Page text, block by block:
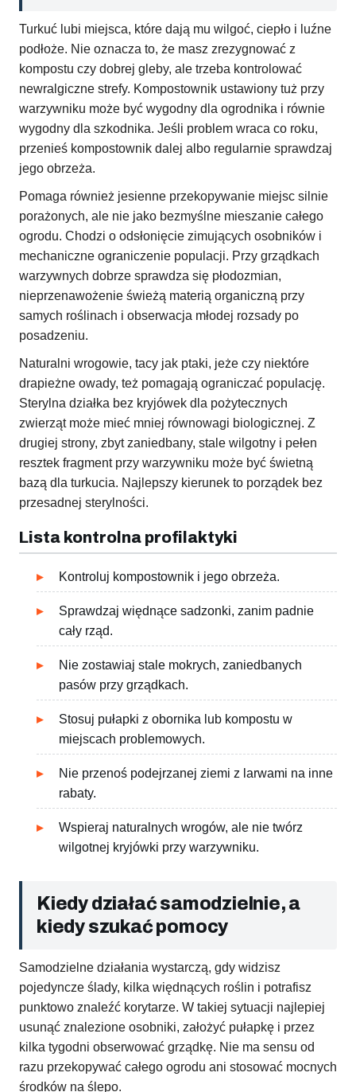
Turkuć lubi miejsca, które dają mu wilgoć, ciepło i luźne
podłoże. Nie oznacza to, że masz zrezygnować z
kompostu czy dobrej gleby, ale trzeba kontrolować
newralgiczne strefy. Kompostownik ustawiony tuż przy
warzywniku może być wygodny dla ogrodnika i równie
wygodny dla szkodnika. Jeśli problem wraca co roku,
przenieś kompostownik dalej albo regularnie sprawdzaj
jego obrzeża.
Pomaga również jesienne przekopywanie miejsc silnie
porażonych, ale nie jako bezmyślne mieszanie całego
ogrodu. Chodzi o odsłonięcie zimujących osobników i
mechaniczne ograniczenie populacji. Przy grządkach
warzywnych dobrze sprawdza się płodozmian,
nieprzenawożenie świeżą materią organiczną przy
samych roślinach i obserwacja młodej rozsady po
posadzeniu.
Naturalni wrogowie, tacy jak ptaki, jeże czy niektóre
drapieżne owady, też pomagają ograniczać populację.
Sterylna działka bez kryjówek dla pożytecznych
zwierząt może mieć mniej równowagi biologicznej. Z
drugiej strony, zbyt zaniedbany, stale wilgotny i pełen
resztek fragment przy warzywniku może być świetną
bazą dla turkucia. Najlepszy kierunek to porządek bez
przesadnej sterylności.
Lista kontrolna profilaktyki
Kontroluj kompostownik i jego obrzeża.
Sprawdzaj więdnące sadzonki, zanim padnie
cały rząd.
Nie zostawiaj stale mokrych, zaniedbanych
pasów przy grządkach.
Stosuj pułapki z obornika lub kompostu w
miejscach problemowych.
Nie przenoś podejrzanej ziemi z larwami na inne
rabaty.
Wspieraj naturalnych wrogów, ale nie twórz
wilgotnej kryjówki przy warzywniku.
Kiedy działać samodzielnie, a
kiedy szukać pomocy
Samodzielne działania wystarczą, gdy widzisz
pojedyncze ślady, kilka więdnących roślin i potrafisz
punktowo znaleźć korytarze. W takiej sytuacji najlepiej
usunąć znalezione osobniki, założyć pułapkę i przez
kilka tygodni obserwować grządkę. Nie ma sensu od
razu przekopywać całego ogrodu ani stosować mocnych
środków na ślepo.